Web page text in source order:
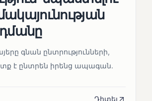
գնան ընտրությունների,
է ընտրեն իրենց ապագան.
Դիտել